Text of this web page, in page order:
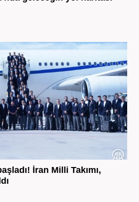
İran Milli Takımı,